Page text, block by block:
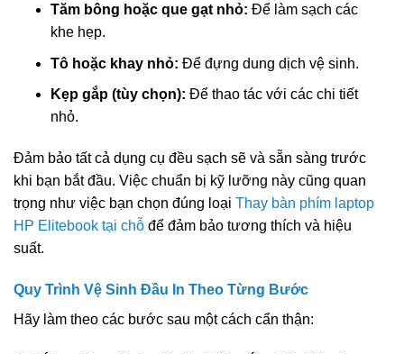
Tăm bông hoặc que gạt nhỏ: Để làm sạch các
khe hẹp.
Tô hoặc khay nhỏ: Để đựng dung dịch vệ sinh.
Kẹp gắp (tùy chọn): Để thao tác với các chi tiết
nhỏ.
Đảm bảo tất cả dụng cụ đều sạch sẽ và sẵn sàng trước
khi bạn bắt đầu. Việc chuẩn bị kỹ lưỡng này cũng quan
trọng như việc bạn chọn đúng loại Thay bàn phím laptop
HP Elitebook tại chỗ để đảm bảo tương thích và hiệu
suất.
Quy Trình Vệ Sinh Đầu In Theo Từng Bước
Hãy làm theo các bước sau một cách cẩn thận: